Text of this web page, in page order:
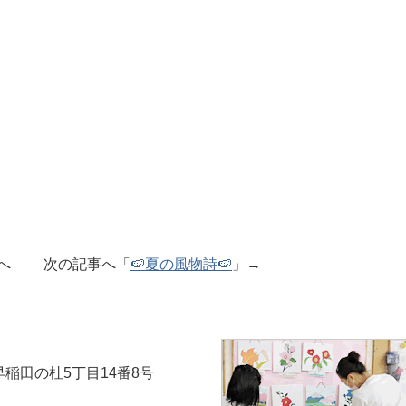
へ 次の記事へ「 🍉夏の風物詩🍉 」→
田の杜5丁目14番8号